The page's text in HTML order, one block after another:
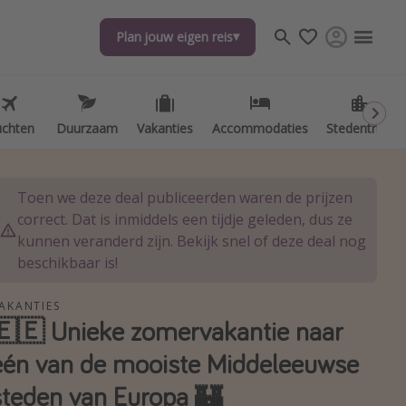
Plan jouw eigen reis
Duurzaam Vakanties Accommodaties Stedentrips
Plan jouw eigen reis
Duurzaam Vakanties Accommodaties Stedentrips
Toen we deze deal publiceerden waren de prijzen
correct. Dat is inmiddels een tijdje geleden, dus ze
kunnen veranderd zijn. Bekijk snel of deze deal nog
beschikbaar is!
Unieke zomervakantie naar
van de mooiste Middeleeuwse
van Europa 🏰